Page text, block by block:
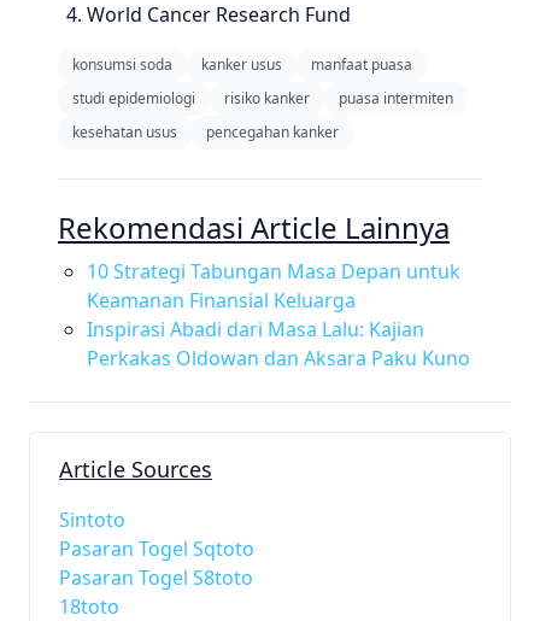
World Cancer Research Fund
konsumsi soda kanker usus
manfaat puasa
studi epidemiologi
risiko kanker
puasa intermiten
kesehatan usus
pencegahan kanker
Rekomendasi Article Lainnya
10 Strategi Tabungan Masa Depan untuk
Keamanan Finansial Keluarga
Inspirasi Abadi dari Masa Lalu: Kajian
Perkakas Oldowan dan Aksara Paku Kuno
Article Sources
Sintoto
Pasaran Togel Sqtoto
Pasaran Togel S8toto
18toto